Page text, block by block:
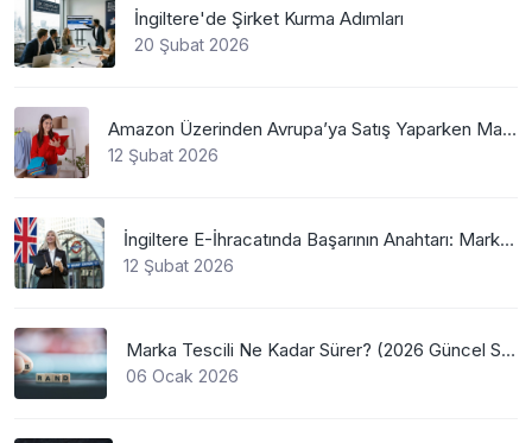
İngiltere'de Şirket Kurma Adımları
20 Şubat 2026
Amazon Üzerinden Avrupa’ya Satış Yaparken Marka Tescilinin Önemi
12 Şubat 2026
İngiltere E-İhracatında Başarının Anahtarı: Marka Tescili
12 Şubat 2026
Marka Tescili Ne Kadar Sürer? (2026 Güncel Süreler)
06 Ocak 2026